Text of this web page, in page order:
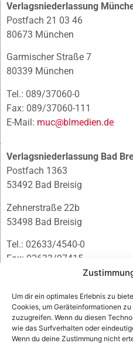
Um dir ein optimales Erlebnis zu
Cookies, um Geräteinformationen
zuzugreifen. Wenn du diesen
wie das Surfverhalten oder
Wenn du deine Zustimmung nicht
Verlagsniederlassung
Postfach 21 03 46
80673 München
Garmischer Straße 7
80339 München
Tel.: 089/37060-0
Fax: 089/37060-111
E-Mail: muc@blmedien.de
Verlagsniederlassung Bad
Postfach 1363
53492 Bad Breisig
Zehnerstraße 22b
53498 Bad Breisig
Tel.: 02633/4540-0
Fax: 02633/97415
infobb@blmedien.de